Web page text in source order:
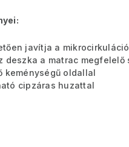
javítja a
a matrac megfelelő
keménységű oldallal
cipzáras huzattal